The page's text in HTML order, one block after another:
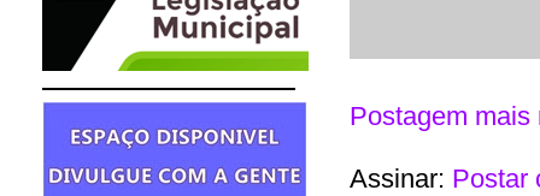
Postagem mais
Assinar: Postar